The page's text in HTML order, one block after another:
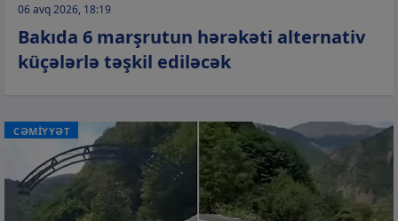
06 avq 2026, 18:19
Bakıda 6 marşrutun hərəkəti alternativ
küçələrlə təşkil ediləcək
CƏMİYYƏT